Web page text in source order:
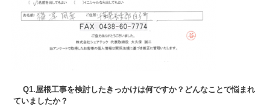
Q1.屋根工事を検討したきっかけは何ですか？どんなことで悩まれ
ていましたか？